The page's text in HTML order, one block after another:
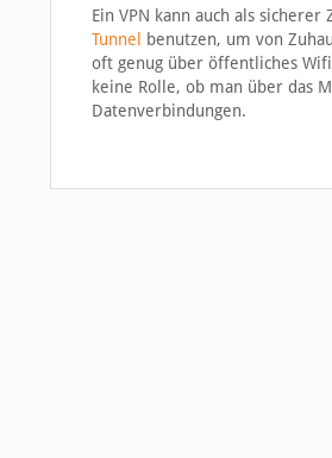
Ein VPN kann auch als
Tunnel
benutzen, um von
oft genug über öffentliches
keine Rolle, ob man über das
Datenverbindungen.